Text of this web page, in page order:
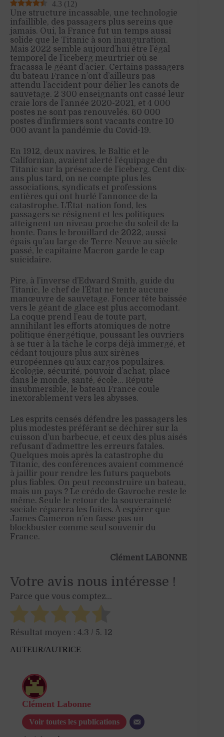
4.3 ( 12)
Une structure incassable, une technologie
infaillible, des passagers plus sereins que
jamais. Oui, la France fut un temps aussi
solide que le Titanic à son inauguration.
Mais 2022 semble aujourd’hui être l’égal
temporel de l’iceberg meurtrier où se
fracassa le géant d’acier. Certains passagers
du bateau France n’ont d’ailleurs pas
attendu l’accident pour délier les canots de
sauvetage. 2 300 enseignants ont cassé leur
craie lors de l’année 2020-2021, et 4 000
postes ne sont pas renouvelés. 60 000
postes d’infirmiers sont vacants contre 10
000 avant la pandémie du Covid-19.
En 1912, deux navires, le Baltic et le
Californian, avaient alerté l’équipage du
Titanic sur la présence de l’iceberg. Cent dix-
ans plus tard, on ne compte plus les
associations, syndicats et professions
entières qui ont hurlé l’annonce de la
catastrophe. L’État-nation fond, les
passagers se résignent et les politiques
atteignent un niveau proche du soleil de la
honte. Dans le brouillard de 2022, aussi
épais qu’au large de Terre-Neuve au siècle
passé, le capitaine Macron garde le cap
suicidaire.
Pire, à l’inverse d’Edward Smith, guide du
Titanic, le chef de l’État ne tente aucune
manœuvre de sauvetage. Foncer tête baissée
vers le géant de glace est plus accomodant.
La coque prend l’eau de toute part,
annihilant les efforts atomiques de notre
politique énergétique, poussant les ouvriers
à se tuer à la tâche le corps déjà immergé, et
cédant toujours plus aux sirènes
européennes qu’aux cargos populaires.
Écologie, sécurité, pouvoir d’achat, place
dans le monde, santé, école… Réputé
insubmersible, le bateau France coule
inexorablement vers les abysses.
Les esprits censés défendre les passagers les
plus modestes préférant se déchirer sur la
cuisson d’un barbecue, et ceux des plus aisés
refusant d’admettre les erreurs fatales.
Quelques mois après la catastrophe du
Titanic, des conférences avaient commencé
à jaillir pour rendre les futurs paquebots
plus fiables. On peut reconstruire un bateau,
mais un pays ? Le crédo de Gavroche reste le
même. Seule le retour de la souveraineté
sociale réparera les fuites. À espérer que
James Cameron n’en fasse pas un
blockbuster comme seul souvenir du
France.
Clément LABONNE
Votre avis nous intéresse !
Parce que vous comptez...
Résultat moyen : 4.3 / 5. 12
AUTEUR/AUTRICE
Clément Labonne
Voir toutes les publications